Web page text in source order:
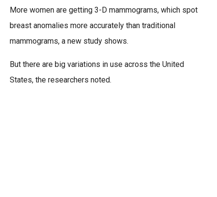
More women are getting 3-D mammograms, which spot
breast anomalies more accurately than traditional
mammograms, a new study shows.
But there are big variations in use across the United
States, the researchers noted.